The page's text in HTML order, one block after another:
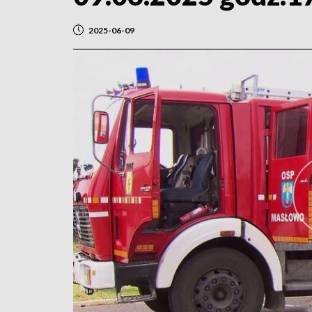
2025-06-09